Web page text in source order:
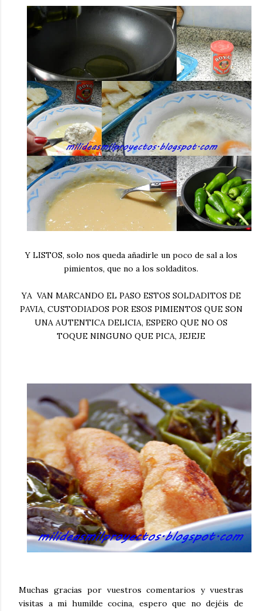
Y LISTOS, solo nos queda añadirle un poco de sal a los
pimientos, que no a los soldaditos.
YA VAN MARCANDO EL PASO ESTOS SOLDADITOS DE
PAVIA, CUSTODIADOS POR ESOS PIMIENTOS QUE SON
UNA AUTENTICA DELICIA, ESPERO QUE NO OS
TOQUE NINGUNO QUE PICA, JEJEJE
Muchas gracias por vuestros comentarios y vuestras
visitas a mi humilde cocina, espero que no dejéis de